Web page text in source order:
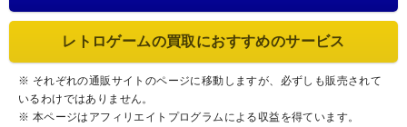
レトロゲームの買取におすすめのサービス
※ それぞれの通販サイトのページに移動しますが、必ずしも販売されて
いるわけではありません。
※ 本ページはアフィリエイトプログラムによる収益を得ています。